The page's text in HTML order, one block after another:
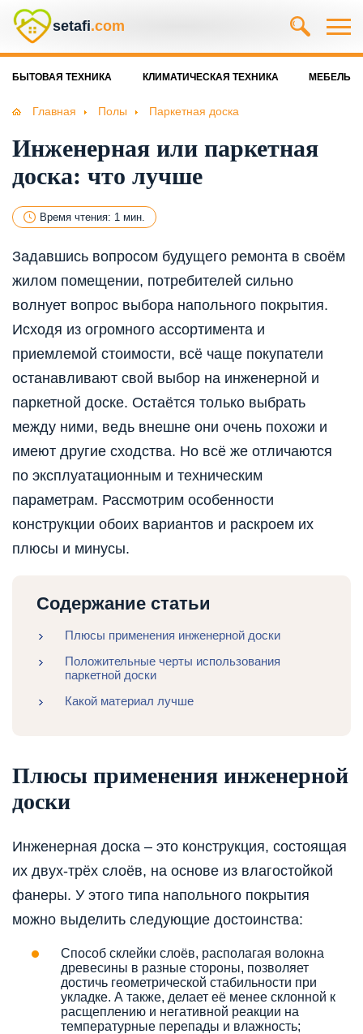
setafi.com
БЫТОВАЯ ТЕХНИКА КЛИМАТИЧЕСКАЯ ТЕХНИКА МЕБЕЛЬ
Главная Полы Паркетная доска
Инженерная или паркетная
доска: что лучше
Время чтения: 1 мин.
Задавшись вопросом будущего ремонта в своём
жилом помещении, потребителей сильно
волнует вопрос выбора напольного покрытия.
Исходя из огромного ассортимента и
приемлемой стоимости, всё чаще покупатели
останавливают свой выбор на инженерной и
паркетной доске. Остаётся только выбрать
между ними, ведь внешне они очень похожи и
имеют другие сходства. Но всё же отличаются
по эксплуатационным и техническим
параметрам. Рассмотрим особенности
конструкции обоих вариантов и раскроем их
плюсы и минусы.
Содержание статьи
Плюсы применения инженерной доски
Положительные черты использования
паркетной доски
Какой материал лучше
Плюсы применения инженерной
доски
Инженерная доска – это конструкция, состоящая
их двух-трёх слоёв, на основе из влагостойкой
фанеры. У этого типа напольного покрытия
можно выделить следующие достоинства:
Способ склейки слоёв, располагая волокна
древесины в разные стороны, позволяет
достичь геометрической стабильности при
укладке. А также, делает её менее склонной к
расщеплению и негативной реакции на
температурные перепады и влажность;